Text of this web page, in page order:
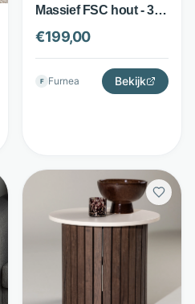
Massief FSC hout - 3
inschuifbare tafels -
Donkerbruin - Sky
Style
€199,00
F Furnea Bekijk